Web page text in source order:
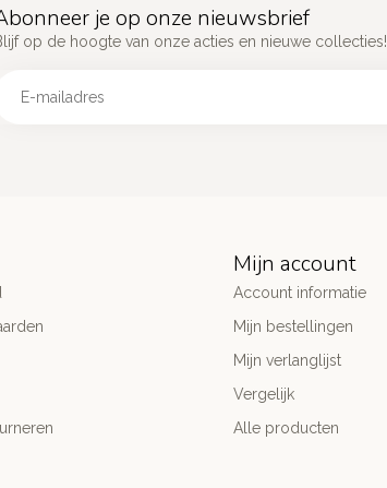
je op onze nieuwsbrief
op de hoogte van onze acties en nieuwe collecties!
Mijn account
Account informatie
Mijn bestellingen
Mijn verlanglijst
Vergelijk
Alle producten